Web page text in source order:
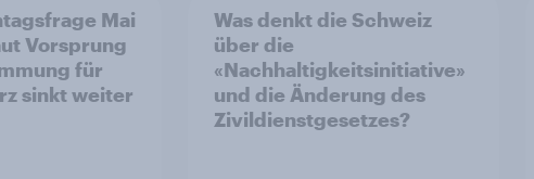
Mai
Vorsprung
für
sinkt weiter
Was denkt die Schweiz
über die
«Nachhaltigkeitsinitiative»
und die Änderung des
Zivildienstgesetzes?